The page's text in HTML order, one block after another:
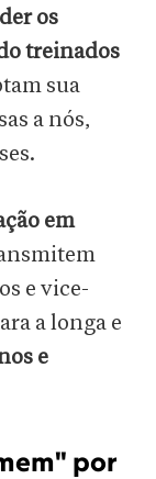
os
treinados
sua
a nós,
em
e vice-
a longa e
e
por